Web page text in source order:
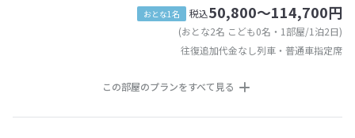
おとな1名 税込50,800～114,700円
(おとな2名 こども0名・1部屋/1泊2日)
往復追加代金なし列車・普通車指定席
この部屋のプランをすべて見る